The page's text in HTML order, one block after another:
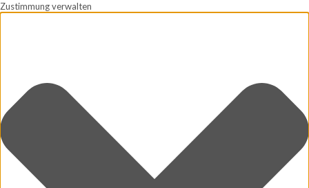
Zustimmung verwalten